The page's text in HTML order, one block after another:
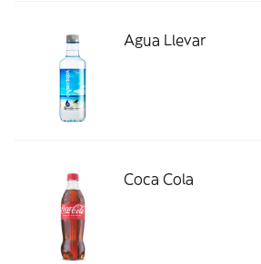
Agua Llevar
Coca Cola